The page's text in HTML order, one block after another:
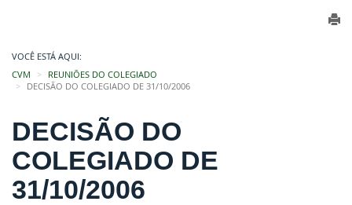
VOCÊ ESTÁ AQUI:
CVM
REUNIÕES DO COLEGIADO
DECISÃO DO COLEGIADO DE 31/10/2006
DECISÃO DO
COLEGIADO DE
31/10/2006